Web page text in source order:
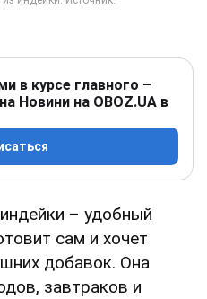
в курсе главного –
Новини на OBOZ.UA в
– удобный
сам и хочет
добавок. Она
завтраков и